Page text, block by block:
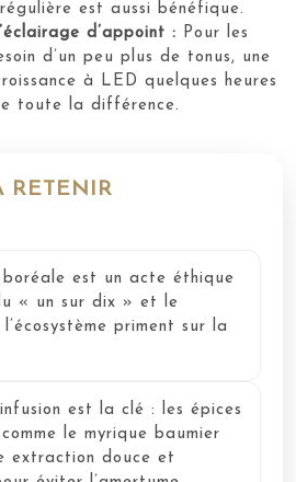
est aussi bénéfique.
d’appoint : Pour les
d’un peu plus de tonus, une
à LED quelques heures
toute la différence.
RETENIR
est un acte éthique
« un sur dix » et le
priment sur la
est la clé : les épices
le myrique baumier
extraction douce et